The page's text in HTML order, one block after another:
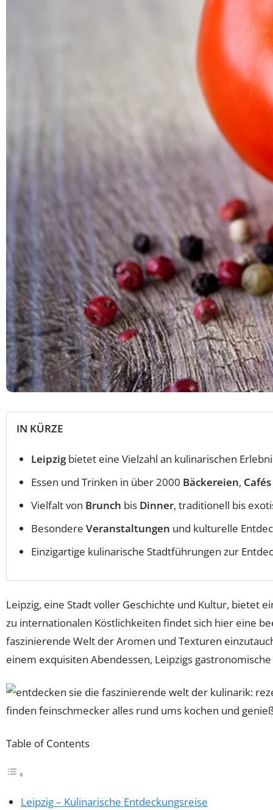
IN KÜRZE
Leipzigbietet eine Vielzahl an kulinarischen
Essen und Trinken in über 2000 Bäckereien, Cafés
Vielfalt von Brunch bis Dinner, traditionell bis
Besondere Veranstaltungen und kulturelle
Einzigartige kulinarische Stadtführungen zur
Leipzig, eine Stadt voller Geschichte und Kultur, bietet
zu internationalen Köstlichkeiten findet sich hier eine
faszinierende Welt der Aromen und Texturen
einem exquisiten Abendessen, Leipzigs
Table of Contents
Leipzig – Kulinarische Entdeckungsreise